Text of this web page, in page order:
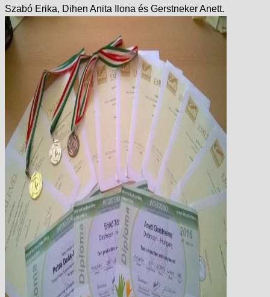
Szabó Erika, Dihen Anita Ilona és Gerstneker Anett.